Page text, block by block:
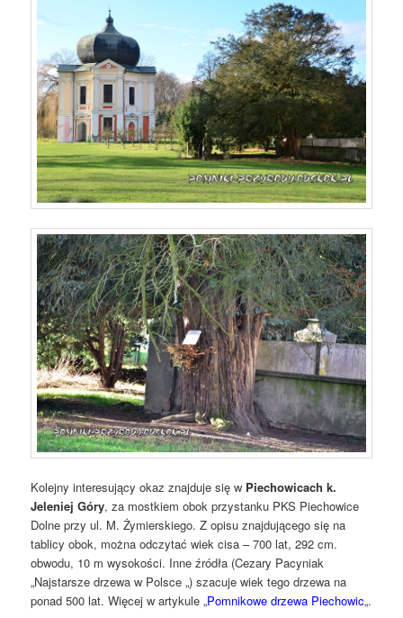
Kolejny interesujący okaz znajduje się w Piechowicach k.
Jeleniej Góry, za mostkiem obok przystanku PKS Piechowice
Dolne przy ul. M. Żymierskiego. Z opisu znajdującego się na
tablicy obok, można odczytać wiek cisa – 700 lat, 292 cm.
obwodu, 10 m wysokości. Inne źródła (Cezary Pacyniak
„Najstarsze drzewa w Polsce „) szacuje wiek tego drzewa na
ponad 500 lat. Więcej w artykule „Pomnikowe drzewa Piechowic„.